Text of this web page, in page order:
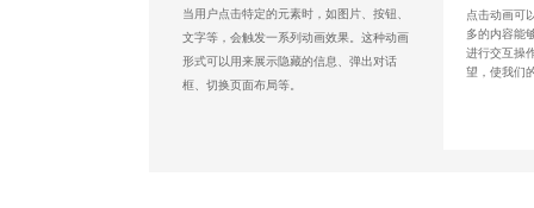
当用户点击特定的元素时，如图片、按钮、
文字等，会触发一系列动画效果。这种动画
形式可以用来展示隐藏的信息、弹出对话
框、切换页面布局等。
点击动画可
多的内容能
进行交互操
望，使我们